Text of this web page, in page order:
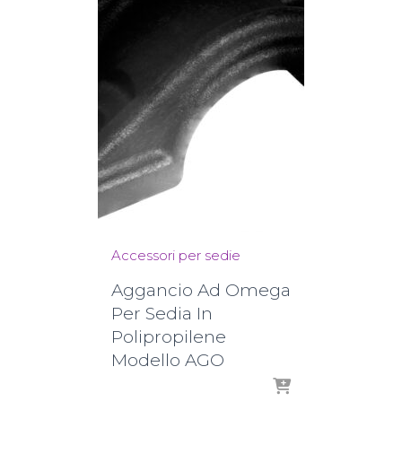
Accessori per sedie
Aggancio Ad Omega
Per Sedia In
Polipropilene
Modello AGO